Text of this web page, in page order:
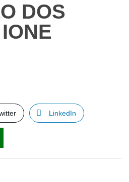
DOS
LinkedIn